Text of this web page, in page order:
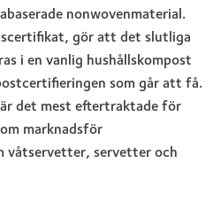
nonwovenmaterial.
gör att det slutliga
i en vanlig hushållskompost
som går att få.
det mest eftertraktade för
marknadsför
våtservetter, servetter och